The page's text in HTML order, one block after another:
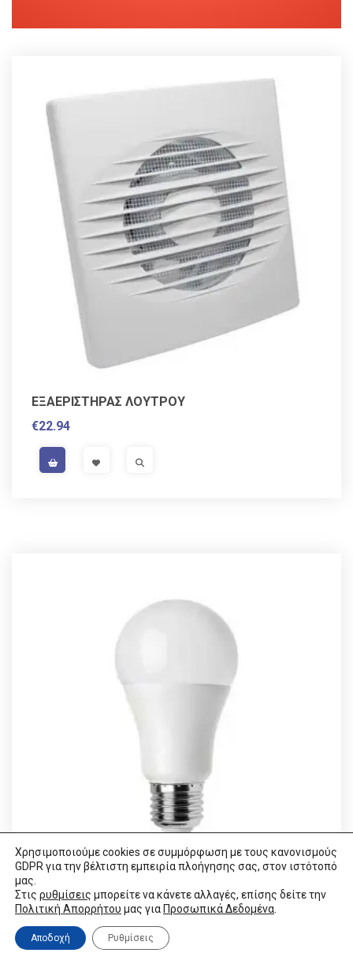
ΕΞΑΕΡΙΣΤΗΡΑΣ ΛΟΥΤΡΟΥ
€22.94
VISIT LINKVISIT LINK
Πλαστική λάμπα LED
€2.73 VAT / Sales Tax incl.
Χρησιμοποιούμε cookies σε συμμόρφωση με τους κανονισμούς
GDPR για την βέλτιστη εμπειρία πλοήγησης σας, στον ιστότοπό
μας.
Στις ρυθμίσεις μπορείτε να κάνετε αλλαγές, επίσης δείτε την
Πολιτική Απορρήτου μας για Προσωπικά Δεδομένα
Αποδοχή Ρυθμίσεις